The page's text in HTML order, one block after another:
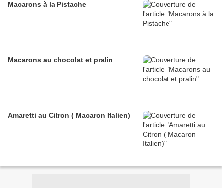
Macarons à la Pistache
Macarons au chocolat et pralin
Amaretti au Citron ( Macaron Italien)